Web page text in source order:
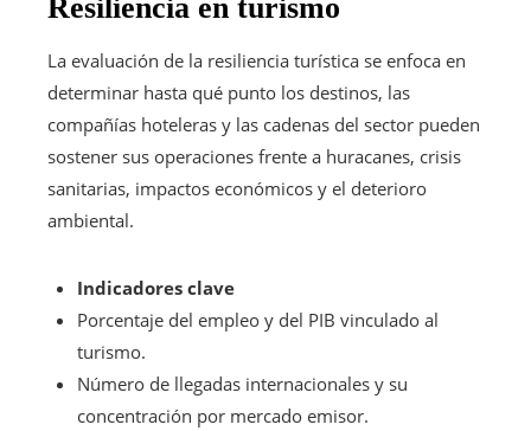
Resiliencia en turismo
La evaluación de la resiliencia turística se enfoca en
determinar hasta qué punto los destinos, las
compañías hoteleras y las cadenas del sector pueden
sostener sus operaciones frente a huracanes, crisis
sanitarias, impactos económicos y el deterioro
ambiental.
Indicadores clave
Porcentaje del empleo y del PIB vinculado al
turismo.
Número de llegadas internacionales y su
concentración por mercado emisor.